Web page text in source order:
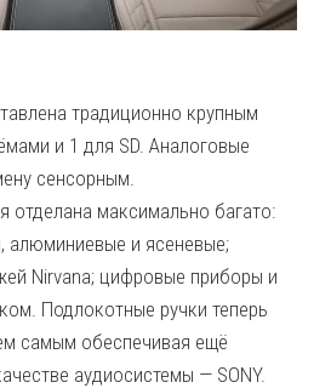
традиционно крупным
и 1 для SD. Аналоговые
сенсорным.
отделана максимально багато:
алюминиевые и ясеневые;
Nirvana; цифровые приборы и
Подлокотные ручки теперь
самым обеспечивая ещё
аудиосистемы — SONY.